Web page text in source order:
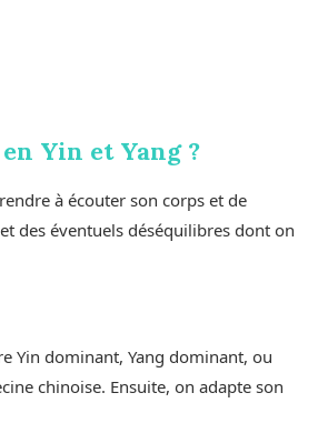
Yin et Yang ?
à écouter son corps et de
des éventuels déséquilibres dont on
Yin dominant, Yang dominant, ou
chinoise. Ensuite, on adapte son